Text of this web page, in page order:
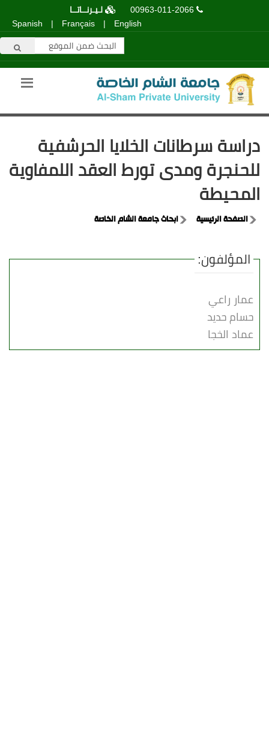
00963-011-2066
لـيـرنــاتــا
English
|
Français
|
Spanish
دراسة سرطانات الخلايا الحرشفية
للحنجرة ومدى تورط العقد اللمفاوية
المحيطة
الصفحة الرئيسية ابحاث جامعة الشام الخاصة
المؤلفون:
عمار راعي
حسام حديد
عماد الخجا